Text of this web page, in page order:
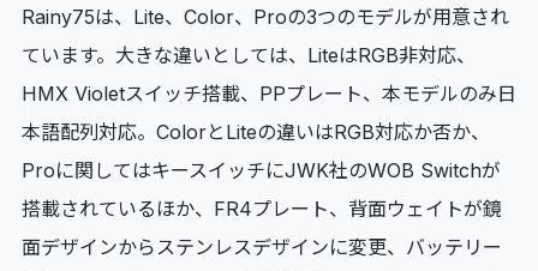
Rainy75は、Lite、Color、Proの3つのモデルが用意され
ています。大きな違いとしては、LiteはRGB非対応、
HMX Violetスイッチ搭載、PPプレート、本モデルのみ日
本語配列対応。ColorとLiteの違いはRGB対応か否か、
Proに関してはキースイッチにJWK社のWOB Switchが
搭載されているほか、FR4プレート、背面ウェイトが鏡
面デザインからステンレスデザインに変更、バッテリー